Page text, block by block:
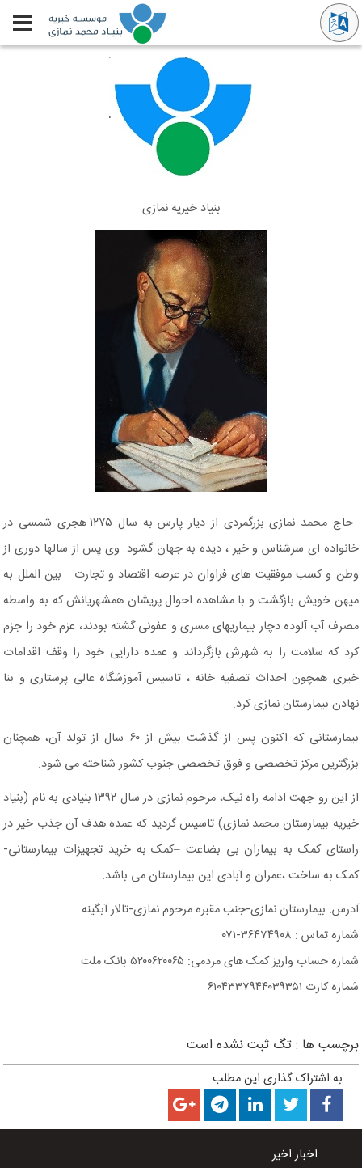
بنیاد خیریه نمازی
حاج محمد نمازی بزرگمردی از دیار پارس به سال ۱۲۷۵ هجری شمسی در
خانواده ای سرشناس و خیر ، دیده به جهان گشود. وی پس از سالها دوری از
وطن و کسب موفقیت های فراوان در عرصه اقتصاد و تجارت بین الملل به
میهن خویش بازگشت و با مشاهده احوال پریشان همشهریانش که به واسطه
مصرف آب آلوده دچار بیماریهای مسری و عفونی گشته بودند، عزم خود را جزم
کرد که سلامت را به شهرش بازگرداند و عمده دارایی خود را وقف اقدامات
خیری همچون احداث تصفیه خانه ، تاسیس آموزشگاه عالی پرستاری و بنا
نهادن بیمارستان نمازی کرد.
بیمارستانی که اکنون پس از گذشت بیش از ۶۰ سال از تولد آن، همچنان
بزرگترین مرکز تخصصی و فوق تخصصی جنوب کشور شناخته می شود.
از این رو جهت ادامه راه نیک، مرحوم نمازی در سال ۱۳۹۲ بنیادی به نام (بنیاد
خیریه بیمارستان محمد نمازی) تاسیس گردید که عمده هدف آن جذب خیر در
راستای کمک به بیماران بی بضاعت –کمک به خرید تجهیزات بیمارستانی-
کمک به ساخت ،عمران و آبادی این بیمارستان می باشد.
آدرس: بیمارستان نمازی-جنب مقبره مرحوم نمازی-تالار آبگینه
شماره تماس : ۳۶۴۷۴۹۰۸-۰۷۱
شماره حساب واریز کمک های مردمی: ۵۲۰۰۶۲۰۰۶۵ بانک ملت
شماره کارت ۶۱۰۴۳۳۷۹۴۴۰۳۹۳۵۱
برچسب ها :تگ ثبت نشده است
به اشتراک گذاری این مطلب
اخبار اخیر